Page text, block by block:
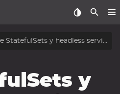
StatefulSets y headless services
y